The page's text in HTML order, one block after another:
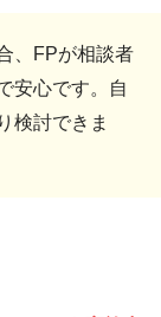
、FPが相談者
安心です。自
検討できま